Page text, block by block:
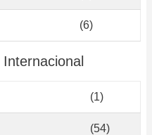
(6)
(1)
(54)